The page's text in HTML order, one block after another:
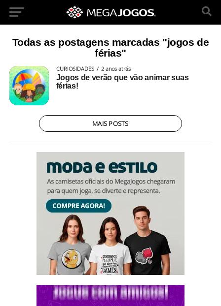
Todas as postagens marcadas "jogos de
férias"
CURIOSIDADES 2 anos atrás
Jogos de verão que vão animar suas
férias!
MAIS POSTS